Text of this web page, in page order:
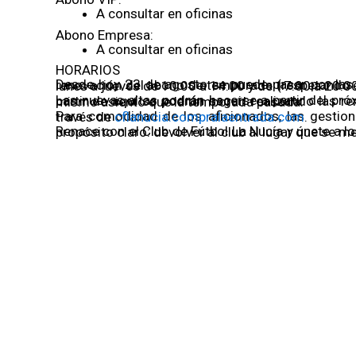
A consultar en oficinas
Abono Empresa:
A consultar en oficinas
HORARIOS
Desde hoy 23 de agosto se puede pasar por las oficinas del Estadi Olímpic Camilo Cano para la renovación del abono de temporada (respetando el mismo asiento). El
Las nuevas altas podrán hacerse a partir del próximo lunes 28 de agosto en el mismo horario. A partir de aquí se podrán seguir realizando las renovaciones aunque ya no se podrá garantizar el mismo asiento que la temporada pasada.
Para comodidad de los aficionados, las gestiones también se podrán hacer de forma online a través decflanucia.compralaentrada.com.
Renace con el Club de Fútbol La Nucía y únete a los nucieros en este sueño que sigue vivo y con un propósito claro: devolver al club al